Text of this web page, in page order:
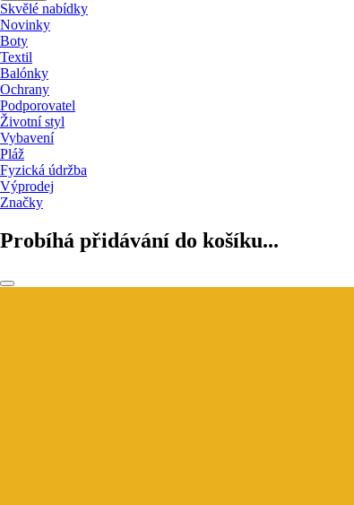
Skvělé nabídky
Novinky
Boty
Textil
Balónky
Ochrany
Podporovatel
Životní styl
Vybavení
Pláž
Fyzická údržba
Výprodej
Značky
Probíhá přidávání do košíku...